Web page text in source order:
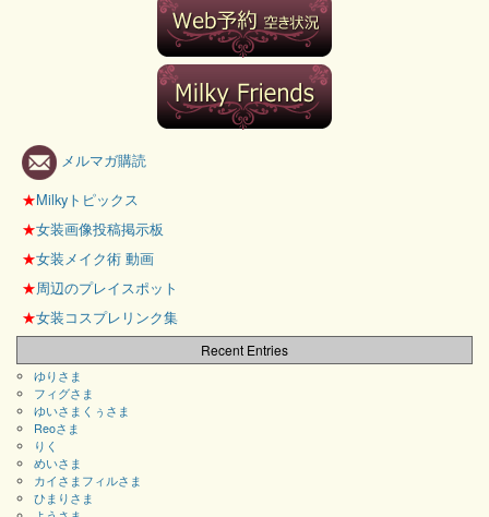
メルマガ購読
★Milkyトピックス
★女装画像投稿掲示板
★女装メイク術 動画
★周辺のプレイスポット
★女装コスプレリンク集
Recent Entries
ゆりさま
フィグさま
ゆいさまくぅさま
Reoさま
りく
めいさま
カイさまフィルさま
ひまりさま